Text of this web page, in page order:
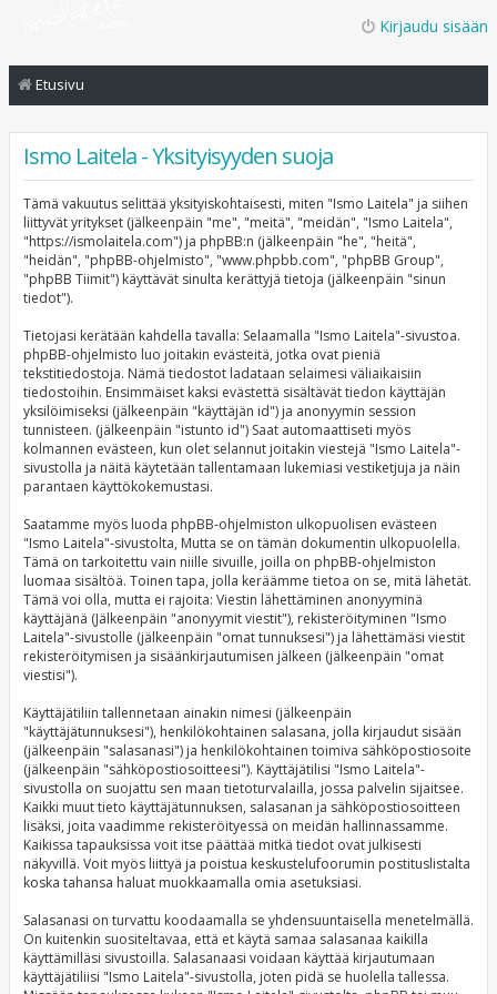
Kirjaudu sisään
Etusivu
Ismo Laitela - Yksityisyyden suoja
Tämä vakuutus selittää yksityiskohtaisesti, miten "Ismo Laitela" ja siihen
liittyvät yritykset (jälkeenpäin "me", "meitä", "meidän", "Ismo Laitela",
"https://ismolaitela.com") ja phpBB:n (jälkeenpäin "he", "heitä",
"heidän", "phpBB-ohjelmisto", "www.phpbb.com", "phpBB Group",
"phpBB Tiimit") käyttävät sinulta kerättyjä tietoja (jälkeenpäin "sinun
tiedot").
Tietojasi kerätään kahdella tavalla: Selaamalla "Ismo Laitela"-sivustoa.
phpBB-ohjelmisto luo joitakin evästeitä, jotka ovat pieniä
tekstitiedostoja. Nämä tiedostot ladataan selaimesi väliaikaisiin
tiedostoihin. Ensimmäiset kaksi evästettä sisältävät tiedon käyttäjän
yksilöimiseksi (jälkeenpäin "käyttäjän id") ja anonyymin session
tunnisteen. (jälkeenpäin "istunto id") Saat automaattiseti myös
kolmannen evästeen, kun olet selannut joitakin viestejä "Ismo Laitela"-
sivustolla ja näitä käytetään tallentamaan lukemiasi vestiketjuja ja näin
parantaen käyttökokemustasi.
Saatamme myös luoda phpBB-ohjelmiston ulkopuolisen evästeen
"Ismo Laitela"-sivustolta, Mutta se on tämän dokumentin ulkopuolella.
Tämä on tarkoitettu vain niille sivuille, joilla on phpBB-ohjelmiston
luomaa sisältöä. Toinen tapa, jolla keräämme tietoa on se, mitä lähetät.
Tämä voi olla, mutta ei rajoita: Viestin lähettäminen anonyyminä
käyttäjänä (Jälkeenpäin "anonyymit viestit"), rekisteröityminen "Ismo
Laitela"-sivustolle (jälkeenpäin "omat tunnuksesi") ja lähettämäsi viestit
rekisteröitymisen ja sisäänkirjautumisen jälkeen (jälkeenpäin "omat
viestisi").
Käyttäjätiliin tallennetaan ainakin nimesi (jälkeenpäin
"käyttäjätunnuksesi"), henkilökohtainen salasana, jolla kirjaudut sisään
(jälkeenpäin "salasanasi") ja henkilökohtainen toimiva sähköpostiosoite
(jälkeenpäin "sähköpostiosoitteesi"). Käyttäjätilisi "Ismo Laitela"-
sivustolla on suojattu sen maan tietoturvalailla, jossa palvelin sijaitsee.
Kaikki muut tieto käyttäjätunnuksen, salasanan ja sähköpostiosoitteen
lisäksi, joita vaadimme rekisteröityessä on meidän hallinnassamme.
Kaikissa tapauksissa voit itse päättää mitkä tiedot ovat julkisesti
näkyvillä. Voit myös liittyä ja poistua keskustelufoorumin postituslistalta
koska tahansa haluat muokkaamalla omia asetuksiasi.
Salasanasi on turvattu koodaamalla se yhdensuuntaisella menetelmällä.
On kuitenkin suositeltavaa, että et käytä samaa salasanaa kaikilla
käyttämilläsi sivustoilla. Salasanaasi voidaan käyttää kirjautumaan
käyttäjätiliisi "Ismo Laitela"-sivustolla, joten pidä se huolella tallessa.